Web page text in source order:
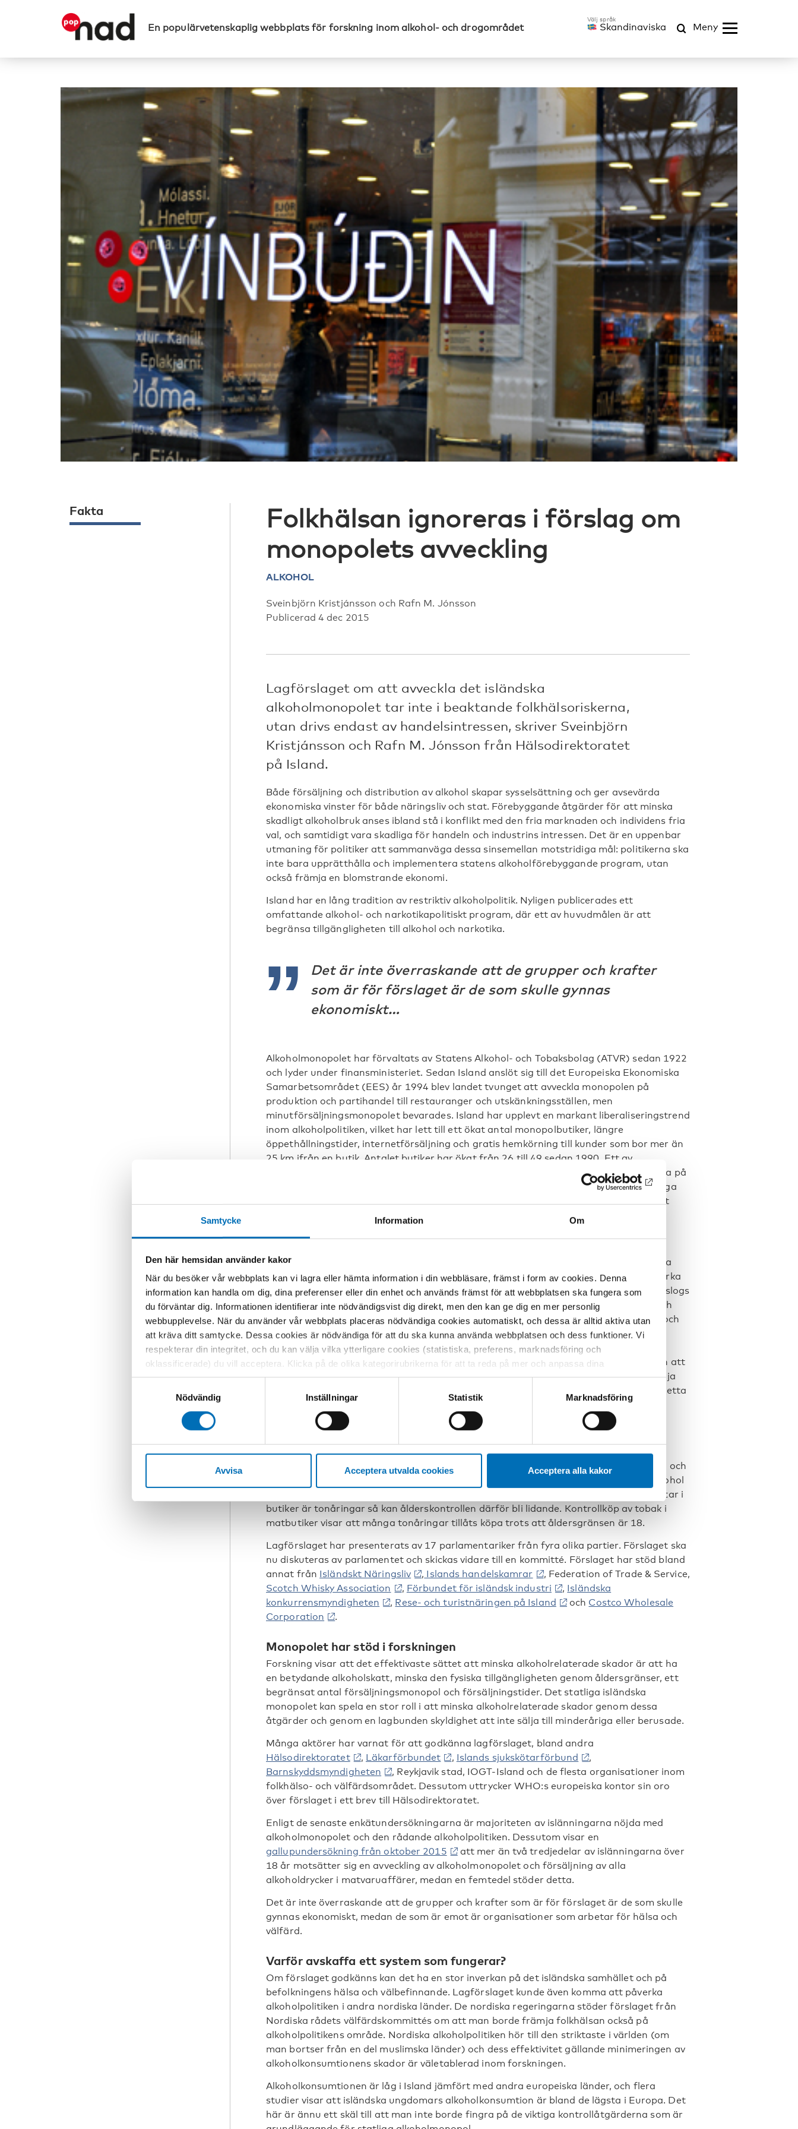
Samtycke Information Om
Den här hemsidan använder kakor
När du besöker vår webbplats kan vi lagra eller hämta information i din webbläsare, främst i form av cookies. Denna
information kan handla om dig, dina preferenser eller din enhet och används främst för att webbplatsen ska fungera som
du förväntar dig. Informationen identifierar inte nödvändigsvist dig direkt, men den kan ge dig en mer personlig
webbupplevelse. När du använder vår webbplats placeras nödvändiga cookies automatiskt, och dessa är alltid aktiva utan
att kräva ditt samtycke. Dessa cookies är nödvändiga för att du ska kunna använda webbplatsen och dess funktioner. Vi
respekterar din integritet, och du kan välja vilka ytterligare cookies (statistiska, preferens, marknadsföring och
oklassificerade) du vill acceptera. Klicka på de olika kategorirubrikerna för att ta reda på mer och anpassa dina
inställningar för cookies. Observera att blockering av cookies kan påverka din upplevelse av webbplatsen och de tjänster
vi erbjuder. Om du har besökt vår webbplats tidigare och accepterat användningen av cookies kan du alltid radera dem
Nödvändig
Inställningar Statistik Marknadsföring
Avvisa Acceptera utvalda cookies Acceptera alla kakor
En populärvetenskaplig webbplats för forskning inom alkohol- och drogområdet Skandinaviska Meny
Folkhälsan ignoreras i förslag om
monopolets avveckling
ALKOHOL
Sveinbjörn Kristjánsson och Rafn M. Jónsson
Publicerad 4 dec 2015
Lagförslaget om att avveckla det isländska
alkoholmonopolet tar inte i beaktande folkhälsoriskerna,
utan drivs endast av handelsintressen, skriver Sveinbjörn
Kristjánsson och Rafn M. Jónsson från Hälsodirektoratet
på Island.
Både försäljning och distribution av alkohol skapar sysselsättning och ger avsevärda
ekonomiska vinster för både näringsliv och stat. Förebyggande åtgärder för att minska
skadligt alkoholbruk anses ibland stå i konflikt med den fria marknaden och individens fria
val, och samtidigt vara skadliga för handeln och industrins intressen. Det är en uppenbar
utmaning för politiker att sammanväga dessa sinsemellan motstridiga mål: politikerna ska
inte bara upprätthålla och implementera statens alkoholförebyggande program, utan
också främja en blomstrande ekonomi.
Island har en lång tradition av restriktiv alkoholpolitik. Nyligen publicerades ett
omfattande alkohol- och narkotikapolitiskt program, där ett av huvudmålen är att
begränsa tillgängligheten till alkohol och narkotika.
Det är inte överraskande att de grupper och krafter
som är för förslaget är de som skulle gynnas
ekonomiskt…
Alkoholmonopolet har förvaltats av Statens Alkohol- och Tobaksbolag (ATVR) sedan 1922
och lyder under finansministeriet. Sedan Island anslöt sig till det Europeiska Ekonomiska
Samarbetsområdet (EES) år 1994 blev landet tvunget att avveckla monopolen på
produktion och partihandel till restauranger och utskänkningsställen, men
minutförsäljningsmonopolet bevarades. Island har upplevt en markant liberaliseringstrend
inom alkoholpolitiken, vilket har lett till ett ökat antal monopolbutiker, längre
öppethållningstider, internetförsäljning och gratis hemkörning till kunder som bor mer än
25 km ifrån en butik. Antalet butiker har ökat från 26 till 49 sedan 1990. Ett av
monopolets huvudsyften har varit, och är fortsättningsvis, att minska alkoholskadorna på
både individ- och samhällsnivå. Med bättre service och en ändrad image har det statliga
monopolet också ökat sitt engagemang i preventionsarbetet och starkare betonat sitt
Medlemmar från flera politiska partier och olika handelsorganisationer har under flera
decennier framfört att Island borde avveckla monopolet. Sedan millennieskiftet har cirka
tio motioner och lagförslag om detta lagts fram i det isländska Alltinget. I början föreslogs
oftast att enbart vin och öl skulle säljas i vanliga detaljhandelsbutiker, men år 2014 och
igen i oktober 2015 var förslagen att helt och hållet avskaffa det statliga monopolet och
tillåta all alkoholförsäljning. De huvudargument som förts fram är fri handel och
regionala intressen, det vill säga att stöda handeln i de små byarna runtom i landet.
Anhängarna anför också att det inte hör till statens uppgifter att bedriva handel utan att
reglera och kontrollera den om det behövs. Det är den privata sektorns uppgift att sälja
varor och tjänster, i enlighet med de statligt fastställda reglerna. Detta gäller, enligt detta
synsätt, för alkohol lika väl som för andra varor.
18 år för att sälja – 20 år för att köpa
Enligt det nuvarande lagförslaget kommer alkoholförsäljning att kräva en licens från
kommunen. Restriktioner, som försäljningstider, var alkoholen ska placeras i butikerna och
övervakning av starksprit kommer att finnas kvar, men åldersgränsen för att sälja alkohol
skulle sänkas till 18, trots att åldersgränsen för köp är 20. Eftersom många som arbetar i
butiker är tonåringar så kan ålderskontrollen därför bli lidande. Kontrollköp av tobak i
matbutiker visar att många tonåringar tillåts köpa trots att åldersgränsen är 18.
Lagförslaget har presenterats av 17 parlamentariker från fyra olika partier. Förslaget ska
nu diskuteras av parlamentet och skickas vidare till en kommitté. Förslaget har stöd bland
annat från Isländskt Näringsliv , Islands handelskamrar
, Federation of Trade & Service,
Scotch Whisky Association
, Förbundet för isländsk industri , Isländska
konkurrensmyndigheten
, Rese- och turistnäringen på Island och Costco Wholesale
Corporation
.
Monopolet har stöd i forskningen
Forskning visar att det effektivaste sättet att minska alkoholrelaterade skador är att ha
en betydande alkoholskatt, minska den fysiska tillgängligheten genom åldersgränser, ett
begränsat antal försäljningsmonopol och försäljningstider. Det statliga isländska
monopolet kan spela en stor roll i att minska alkoholrelaterade skador genom dessa
åtgärder och genom en lagbunden skyldighet att inte sälja till minderåriga eller berusade.
Många aktörer har varnat för att godkänna lagförslaget, bland andra
Hälsodirektoratet
, Läkarförbundet , Islands sjukskötarförbund
,
Barnskyddsmyndigheten
, Reykjavik stad, IOGT-Island och de flesta organisationer inom
folkhälso- och välfärdsområdet. Dessutom uttrycker WHO:s europeiska kontor sin oro
över förslaget i ett brev till Hälsodirektoratet.
Enligt de senaste enkätundersökningarna är majoriteten av islänningarna nöjda med
alkoholmonopolet och den rådande alkoholpolitiken. Dessutom visar en
gallupundersökning från oktober 2015
att mer än två tredjedelar av islänningarna över
18 år motsätter sig en avveckling av alkoholmonopolet och försäljning av alla
alkoholdrycker i matvaruaffärer, medan en femtedel stöder detta.
Det är inte överraskande att de grupper och krafter som är för förslaget är de som skulle
gynnas ekonomiskt, medan de som är emot är organisationer som arbetar för hälsa och
välfärd.
Varför avskaffa ett system som fungerar?
Om förslaget godkänns kan det ha en stor inverkan på det isländska samhället och på
befolkningens hälsa och välbefinnande. Lagförslaget kunde även komma att påverka
alkoholpolitiken i andra nordiska länder. De nordiska regeringarna stöder förslaget från
Nordiska rådets välfärdskommittés om att man borde främja folkhälsan också på
alkoholpolitikens område. Nordiska alkoholpolitiken hör till den striktaste i världen (om
man bortser från en del muslimska länder) och dess effektivitet gällande minimeringen av
alkoholkonsumtionens skador är väletablerad inom forskningen.
Alkoholkonsumtionen är låg i Island jämfört med andra europeiska länder, och flera
studier visar att isländska ungdomars alkoholkonsumtion är bland de lägsta i Europa. Det
här är ännu ett skäl till att man inte borde fingra på de viktiga kontrollåtgärderna som är
Fakta